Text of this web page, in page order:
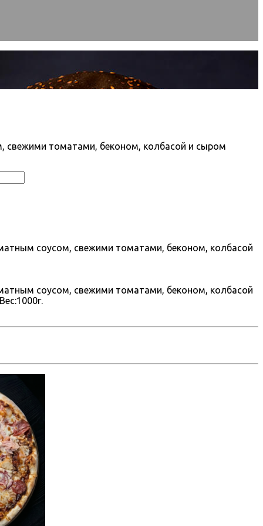
свежими томатами, беконом, колбасой и сыром
соусом, свежими томатами, беконом, колбасой
соусом, свежими томатами, беконом, колбасой